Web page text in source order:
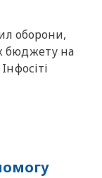
оборони,
бюджету на
Iнфосiтi